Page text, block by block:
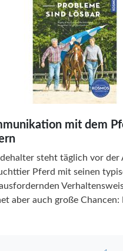
mit dem
steht täglich vor der
Pferd mit seinen
aber auch große Chancen: